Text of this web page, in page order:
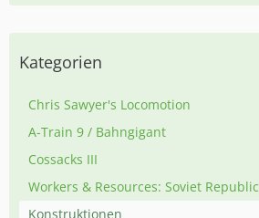
Kategorien
Chris Sawyer's Locomotion
A-Train 9 / Bahngigant
Cossacks III
Workers & Resources: Soviet Republic
Konstruktionen